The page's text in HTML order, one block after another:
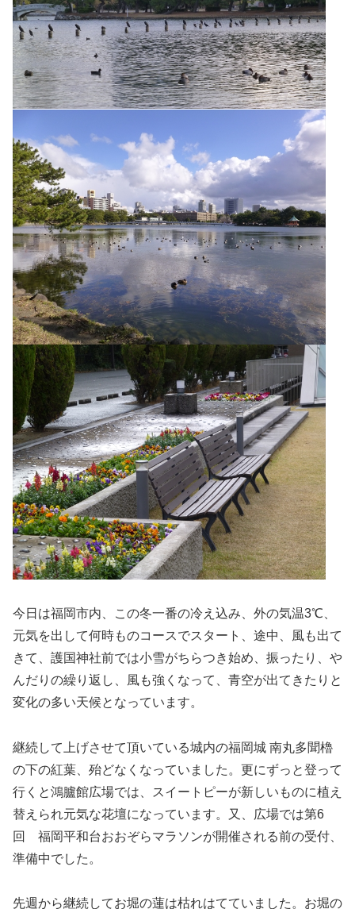
今日は福岡市内、この冬一番の冷え込み、外の気温3℃、
元気を出して何時ものコースでスタート、途中、風も出て
きて、護国神社前では小雪がちらつき始め、振ったり、や
んだりの繰り返し、風も強くなって、青空が出てきたりと
変化の多い天候となっています。
継続して上げさせて頂いている城内の福岡城 南丸多聞櫓
の下の紅葉、殆どなくなっていました。更にずっと登って
行くと鴻臚館広場では、スイートピーが新しいものに植え
替えられ元気な花壇になっています。又、広場では第6
回 福岡平和台おおぞらマラソンが開催される前の受付、
準備中でした。
先週から継続してお堀の蓮は枯れはてていました。お堀の